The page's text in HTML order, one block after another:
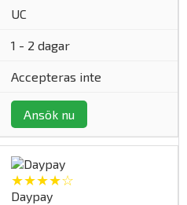
UC
1 - 2 dagar
Accepteras inte
Ansök nu
★★★★☆
Daypay